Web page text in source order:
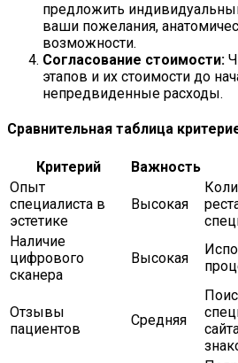
предложить
ваши пожелания,
возможности.
Согласование стоимости:
этапов и их стоимости до
непредвиденные расходы.
Сравнительная таблица
Критерий Важность
Опыт
специалиста в
эстетике
Высокая
Наличие
цифрового
сканера
Высокая
Отзывы
пациентов
Средняя